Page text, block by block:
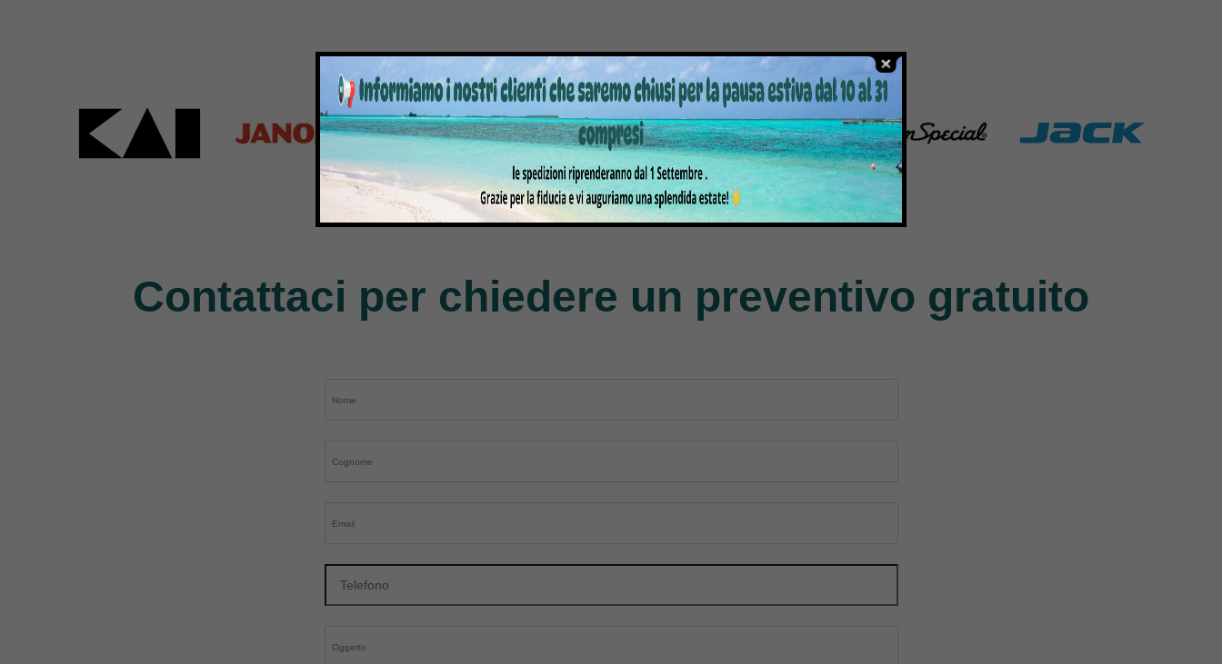
Baratto Bernina
295 Products
Cornely
198 Products
Bieffe
42 Products
Pegasus Perfecta Rasor Union Special
Contattaci per chiedere un preventivo gratuito